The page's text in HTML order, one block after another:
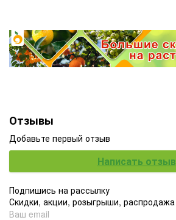
Отзывы
Добавьте первый отзыв
Написать отзыв
Подпишись на рассылку
Скидки, акции, розыгрыши, распродажа